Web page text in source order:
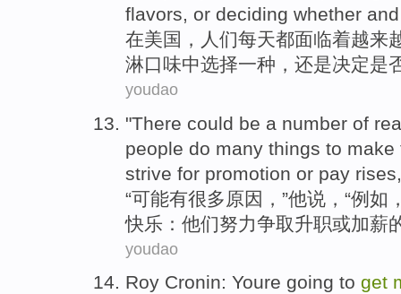
flavors, or deciding whether and
在美国 ， 人们每天都面临着越来
淋口味中选择一种 ， 还是决定是
youdao
"There could be a number of
people do many things to make
strive for promotion or pay rises
“可能有很多 原因 ，”他说 ，“例如
快乐 ： 他们努力争取升职或加薪
youdao
Roy Cronin: Youre going to get